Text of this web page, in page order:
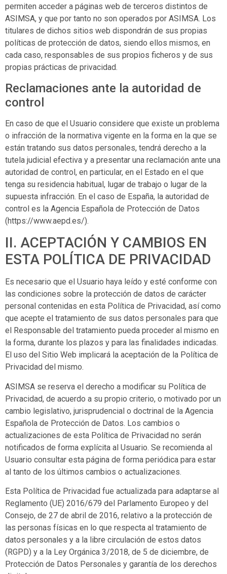
permiten acceder a páginas web de terceros distintos de
ASIMSA, y que por tanto no son operados por ASIMSA. Los
titulares de dichos sitios web dispondrán de sus propias
políticas de protección de datos, siendo ellos mismos, en
cada caso, responsables de sus propios ficheros y de sus
propias prácticas de privacidad.
Reclamaciones ante la autoridad de
control
En caso de que el Usuario considere que existe un problema
o infracción de la normativa vigente en la forma en la que se
están tratando sus datos personales, tendrá derecho a la
tutela judicial efectiva y a presentar una reclamación ante una
autoridad de control, en particular, en el Estado en el que
tenga su residencia habitual, lugar de trabajo o lugar de la
supuesta infracción. En el caso de España, la autoridad de
control es la Agencia Española de Protección de Datos
(https://www.aepd.es/).
II. ACEPTACIÓN Y CAMBIOS EN
ESTA POLÍTICA DE PRIVACIDAD
Es necesario que el Usuario haya leído y esté conforme con
las condiciones sobre la protección de datos de carácter
personal contenidas en esta Política de Privacidad, así como
que acepte el tratamiento de sus datos personales para que
el Responsable del tratamiento pueda proceder al mismo en
la forma, durante los plazos y para las finalidades indicadas.
El uso del Sitio Web implicará la aceptación de la Política de
Privacidad del mismo.
ASIMSA se reserva el derecho a modificar su Política de
Privacidad, de acuerdo a su propio criterio, o motivado por un
cambio legislativo, jurisprudencial o doctrinal de la Agencia
Española de Protección de Datos. Los cambios o
actualizaciones de esta Política de Privacidad no serán
notificados de forma explícita al Usuario. Se recomienda al
Usuario consultar esta página de forma periódica para estar
al tanto de los últimos cambios o actualizaciones.
Esta Política de Privacidad fue actualizada para adaptarse al
Reglamento (UE) 2016/679 del Parlamento Europeo y del
Consejo, de 27 de abril de 2016, relativo a la protección de
las personas físicas en lo que respecta al tratamiento de
datos personales y a la libre circulación de estos datos
(RGPD) y a la Ley Orgánica 3/2018, de 5 de diciembre, de
Protección de Datos Personales y garantía de los derechos